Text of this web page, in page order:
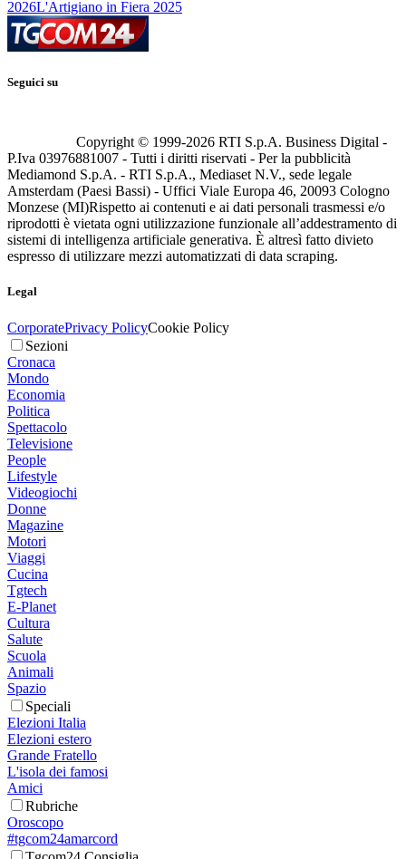
2026L'Artigiano in Fiera 2025
Seguici su
Copyright © 1999-2026 RTI S.p.A. Business Digital -
P.Iva 03976881007 - Tutti i diritti riservati - Per la pubblicità
Mediamond S.p.A. - RTI S.p.A., Mediaset N.V., sede legale
Amsterdam (Paesi Bassi) - Uffici Viale Europa 46, 20093 Cologno
Monzese (MI)Rispetto ai contenuti e ai dati personali trasmessi e/o
riprodotti è vietata ogni utilizzazione funzionale all’addestramento di
sistemi di intelligenza artificiale generativa. È altresì fatto divieto
espresso di utilizzare mezzi automatizzati di data scraping.
Legal
CorporatePrivacy PolicyCookie Policy
Sezioni
Cronaca
Mondo
Economia
Politica
Spettacolo
Televisione
People
Lifestyle
Videogiochi
Donne
Magazine
Motori
Viaggi
Cucina
Tgtech
E-Planet
Cultura
Salute
Scuola
Animali
Spazio
Speciali
Elezioni Italia
Elezioni estero
Grande Fratello
L'isola dei famosi
Amici
Rubriche
Oroscopo
#tgcom24amarcord